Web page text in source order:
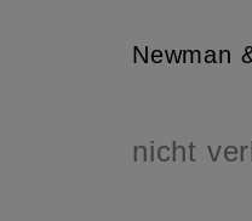
nicht